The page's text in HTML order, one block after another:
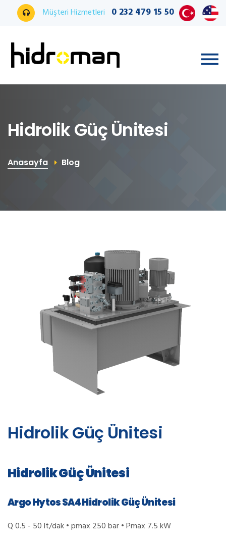
Müşteri Hizmetleri 0 232 479 15 50
Hidrolik Güç Ünitesi
Anasayfa Blog
Hidrolik Güç Ünitesi
Hidrolik Güç Ünitesi
Argo Hytos SA4 Hidrolik Güç Ünitesi
Q 0.5 - 50 lt/dak • pmax 250 bar • Pmax 7.5 kW